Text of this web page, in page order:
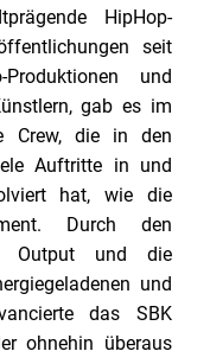
HipHop-
seit
und
gab es im
Crew, die in den
Auftritte in und
hat, wie die
Durch den
Output und die
und
das SBK
ohnehin überaus